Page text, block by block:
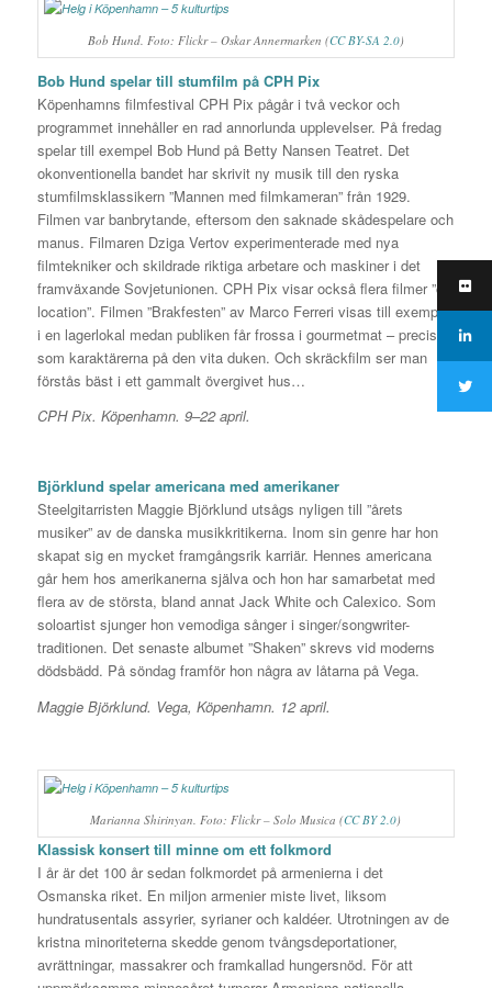
Bob Hund. Foto: Flickr – Oskar Annermarken (CC BY-SA 2.0)
Bob Hund spelar till stumfilm på CPH Pix
Köpenhamns filmfestival CPH Pix pågår i två veckor och
programmet innehåller en rad annorlunda upplevelser. På fredag
spelar till exempel Bob Hund på Betty Nansen Teatret. Det
okonventionella bandet har skrivit ny musik till den ryska
stumfilmsklassikern ”Mannen med filmkameran” från 1929.
Filmen var banbrytande, eftersom den saknade skådespelare och
manus. Filmaren Dziga Vertov experimenterade med nya
filmtekniker och skildrade riktiga arbetare och maskiner i det
framväxande Sovjetunionen. CPH Pix visar också flera filmer ”on
location”. Filmen ”Brakfesten” av Marco Ferreri visas till exempel
i en lagerlokal medan publiken får frossa i gourmetmat – precis
som karaktärerna på den vita duken. Och skräckfilm ser man
förstås bäst i ett gammalt övergivet hus…
CPH Pix. Köpenhamn. 9–22 april.
Björklund spelar americana med amerikaner
Steelgitarristen Maggie Björklund utsågs nyligen till ”årets
musiker” av de danska musikkritikerna. Inom sin genre har hon
skapat sig en mycket framgångsrik karriär. Hennes americana
går hem hos amerikanerna själva och hon har samarbetat med
flera av de största, bland annat Jack White och Calexico. Som
soloartist sjunger hon vemodiga sånger i singer/songwriter-
traditionen. Det senaste albumet ”Shaken” skrevs vid moderns
dödsbädd. På söndag framför hon några av låtarna på Vega.
Maggie Björklund. Vega, Köpenhamn. 12 april.
Marianna Shirinyan. Foto: Flickr – Solo Musica (CC BY 2.0)
Klassisk konsert till minne om ett folkmord
I år är det 100 år sedan folkmordet på armenierna i det
Osmanska riket. En miljon armenier miste livet, liksom
hundratusentals assyrier, syrianer och kaldéer. Utrotningen av de
kristna minoriteterna skedde genom tvångsdeportationer,
avrättningar, massakrer och framkallad hungersnöd. För att